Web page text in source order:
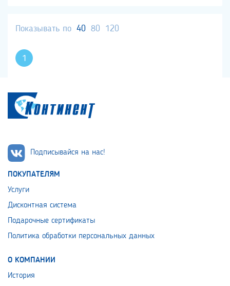
Показывать по 40 80 120
1
Подписывайся на нас!
ПОКУПАТЕЛЯМ
Услуги
Дисконтная система
Подарочные сертификаты
Политика обработки персональных данных
О КОМПАНИИ
История